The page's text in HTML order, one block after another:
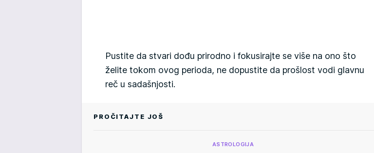
Pustite da stvari dođu prirodno i fokusirajte se više na ono što
želite tokom ovog perioda, ne dopustite da prošlost vodi glavnu
reč u sadašnjosti.
PROČITAJTE JOŠ
ASTROLOGIJA